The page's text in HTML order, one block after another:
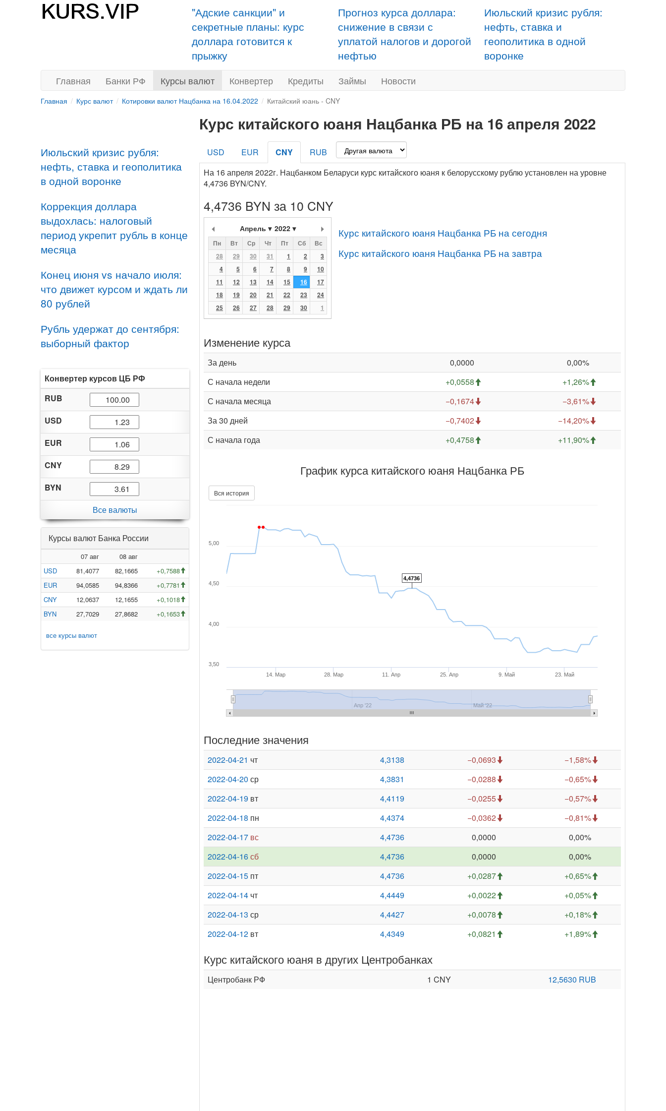
"Адские санкции" и
секретные планы: курс
доллара готовится к
прыжку
Прогноз курса доллара:
снижение в связи с
уплатой налогов и дорогой
нефтью
Июльский кризис рубля:
нефть, ставка и
геополитика в одной
воронке
Главная Банки РФ Курсы валют Конвертер Кредиты Займы Новости
Главная Курс валют Котировки валют Нацбанка на 16.04.2022 Китайский юань - CNY
Июльский кризис рубля:
нефть, ставка и геополитика
в одной воронке
Коррекция доллара
выдохлась: налоговый
период укрепит рубль в конце
месяца
Конец июня vs начало июля:
что движет курсом и ждать ли
80 рублей
Рубль удержат до сентября:
выборный фактор
Конвертер курсов ЦБ РФ
RUB
USD
EUR
CNY
BYN
Все валюты
Курсы валют Банка России
07 авг
08 авг
USD
81,4077 82,1665
+0,7588
EUR
94,0585 94,8366
+0,7781
CNY
12,0637 12,1655
+0,1018
BYN
27,7029 27,8682 +0,1653
все курсы валют
Курс китайского юаня Нацбанка РБ на 16 апреля 2022
USD EUR CNY
RUB
На 16 апреля 2022г. Нацбанком Беларуси курс китайского юаня к белорусскому рублю установлен на уровне
4,4736 BYN/CNY.
4,4736 BYN за 10 CNY
Апрель 2022
Пн Вт Ср Чт Пт Сб
Вс
28
29 30 31 1 2
3
4
5 6 7 8 9
10
11
12 13 14 15 16
17
18
19 20 21 22 23
24
25
26 27 28 29 30 1
Курс китайского юаня Нацбанка РБ на сегодня
Курс китайского юаня Нацбанка РБ на завтра
Изменение курса
За день 0,0000
0,00%
С начала недели
+0,0558
+1,26%
С начала месяца
−0,1674
−3,61%
За 30 дней
−0,7402
−14,20%
С начала года
+0,4758 +11,90%
График курса китайского юаня Нацбанка РБ
Вся история
4,4736
14. Мар 28. Мар 11. Апр 25. Апр 9. Май 23. Май
Апр '22 Май '22
3,50
4,00
4,50
5,00
Последние значения
2022-04-21 чт 4,3138 −0,0693
−1,58%
2022-04-20 ср 4,3831 −0,0288
−0,65%
2022-04-19 вт 4,4119 −0,0255
−0,57%
2022-04-18 пн 4,4374 −0,0362
−0,81%
2022-04-17 вс 4,4736 0,0000
0,00%
2022-04-16сб 4,4736 0,0000
0,00%
2022-04-15 пт 4,4736 +0,0287
+0,65%
2022-04-14 чт 4,4449 +0,0022
+0,05%
2022-04-13 ср 4,4427 +0,0078
+0,18%
2022-04-12 вт 4,4349 +0,0821 +1,89%
Курс китайского юаня в других Центробанках
Центробанк РФ 1 CNY 12,5630 RUB